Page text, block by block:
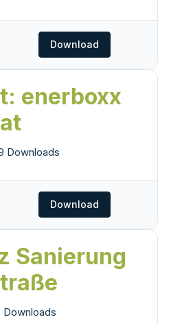
Download
enerboxx
Downloads
Download
Sanierung
Downloads